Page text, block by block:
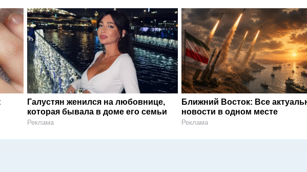
Галустян женился на любовнице,
которая бывала в доме его семьи
Реклама
Ближний Восток: Все
новости в одном месте
Реклама